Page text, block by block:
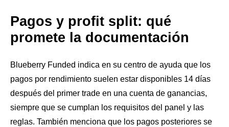
Pagos y profit split: qué
promete la documentación
Blueberry Funded indica en su centro de ayuda que los
pagos por rendimiento suelen estar disponibles 14 días
después del primer trade en una cuenta de ganancias,
siempre que se cumplan los requisitos del panel y las
reglas. También menciona que los pagos posteriores se